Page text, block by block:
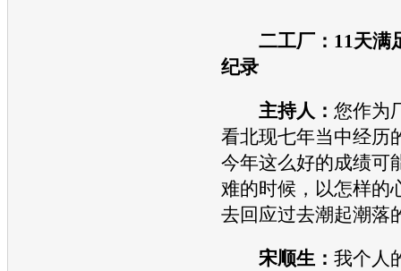
二工厂：11天满
纪录
主持人： 您作为
看北现七年当中经历
今年这么好的成绩可
难的时候，以怎样的
去回应过去潮起潮落
宋顺生： 我个人